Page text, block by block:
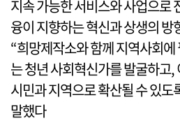
지속 가능한 서비스와 사업으로
융이 지향하는 혁신과 상생의
“희망제작소와 함께 지역사회
는 청년 사회혁신가를 발굴하고,
시민과 지역으로 확산될 수 있
말했다